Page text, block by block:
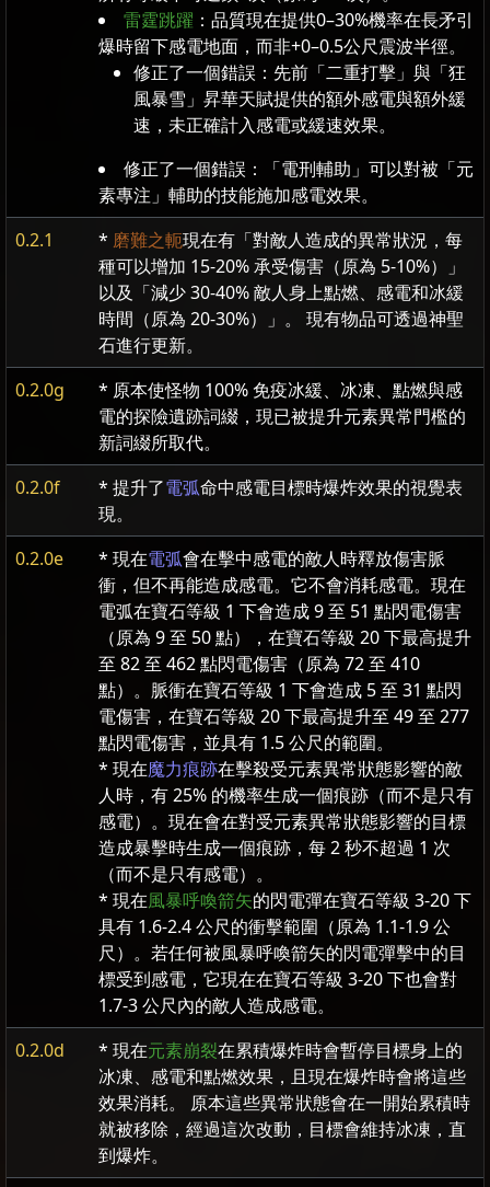
雷霆跳躍 ：品質現在提供0–30%機率在長矛引
爆時留下感電地面，而非+0–0.5公尺震波半徑。
修正了一個錯誤：先前「二重打擊」與「狂
風暴雪」昇華天賦提供的額外感電與額外緩
速，未正確計入感電或緩速效果。
修正了一個錯誤：「電刑輔助」可以對被「元
素專注」輔助的技能施加感電效果。
0.2.1
* 磨難之軛現在有「對敵人造成的異常狀況，每
種可以增加 15-20% 承受傷害（原為 5-10%）」
以及「減少 30-40% 敵人身上點燃、感電和冰緩
時間（原為 20-30%）」。 現有物品可透過神聖
石進行更新。
0.2.0g
* 原本使怪物 100% 免疫冰緩、冰凍、點燃與感
電的探險遺跡詞綴，現已被提升元素異常門檻的
新詞綴所取代。
0.2.0f
* 提升了電弧命中感電目標時爆炸效果的視覺表
現。
0.2.0e
* 現在電弧會在擊中感電的敵人時釋放傷害脈
衝，但不再能造成感電。它不會消耗感電。現在
電弧在寶石等級 1 下會造成 9 至 51 點閃電傷害
（原為 9 至 50 點），在寶石等級 20 下最高提升
至 82 至 462 點閃電傷害（原為 72 至 410
點）。脈衝在寶石等級 1 下會造成 5 至 31 點閃
電傷害，在寶石等級 20 下最高提升至 49 至 277
點閃電傷害，並具有 1.5 公尺的範圍。
* 現在魔力痕跡在擊殺受元素異常狀態影響的敵
人時，有 25% 的機率生成一個痕跡（而不是只有
感電）。現在會在對受元素異常狀態影響的目標
造成暴擊時生成一個痕跡，每 2 秒不超過 1 次
（而不是只有感電）。
* 現在風暴呼喚箭矢的閃電彈在寶石等級 3-20 下
具有 1.6-2.4 公尺的衝擊範圍（原為 1.1-1.9 公
尺）。若任何被風暴呼喚箭矢的閃電彈擊中的目
標受到感電，它現在在寶石等級 3-20 下也會對
1.7-3 公尺內的敵人造成感電。
0.2.0d
* 現在元素崩裂在累積爆炸時會暫停目標身上的
冰凍、感電和點燃效果，且現在爆炸時會將這些
效果消耗。 原本這些異常狀態會在一開始累積時
就被移除，經過這次改動，目標會維持冰凍，直
到爆炸。